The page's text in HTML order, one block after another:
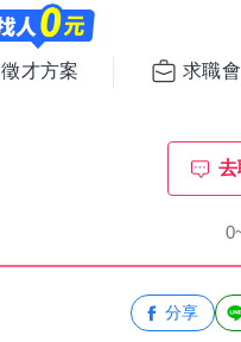
徵才方案 求職
去
分享